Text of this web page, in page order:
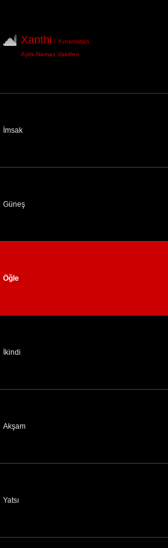
Xanthi / Yunanistan
Aylık Namaz Vakitleri
İmsak
Güneş
Öğle
İkindi
Akşam
Yatsı